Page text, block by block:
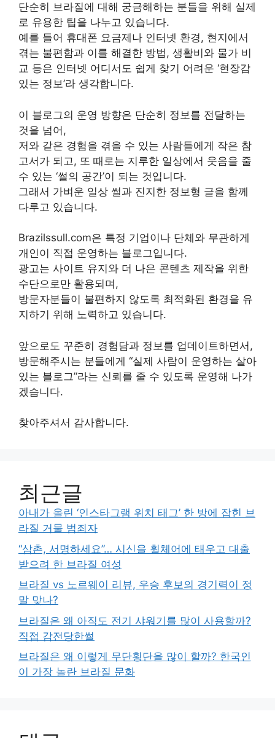
단순히 브라질에 대해 궁금해하는 분들을 위해 실제
로 유용한 팁을 나누고 있습니다.
예를 들어 휴대폰 요금제나 인터넷 환경, 현지에서
겪는 불편함과 이를 해결한 방법, 생활비와 물가 비
교 등은 인터넷 어디서도 쉽게 찾기 어려운 ‘현장감
있는 정보’라 생각합니다.
이 블로그의 운영 방향은 단순히 정보를 전달하는
것을 넘어,
저와 같은 경험을 겪을 수 있는 사람들에게 작은 참
고서가 되고, 또 때로는 지루한 일상에서 웃음을 줄
수 있는 ‘썰의 공간’이 되는 것입니다.
그래서 가벼운 일상 썰과 진지한 정보형 글을 함께
다루고 있습니다.
Brazilssull.com은 특정 기업이나 단체와 무관하게
개인이 직접 운영하는 블로그입니다.
광고는 사이트 유지와 더 나은 콘텐츠 제작을 위한
수단으로만 활용되며,
방문자분들이 불편하지 않도록 최적화된 환경을 유
지하기 위해 노력하고 있습니다.
앞으로도 꾸준히 경험담과 정보를 업데이트하면서,
방문해주시는 분들에게 “실제 사람이 운영하는 살아
있는 블로그”라는 신뢰를 줄 수 있도록 운영해 나가
겠습니다.
찾아주셔서 감사합니다.
최근글
아내가 올린 ‘인스타그램 위치 태그’ 한 방에 잡힌 브
라질 거물 범죄자
“삼촌, 서명하세요”… 시신을 휠체어에 태우고 대출
받으려 한 브라질 여성
브라질 vs 노르웨이 리뷰, 우승 후보의 경기력이 정
말 맞나?
브라질은 왜 아직도 전기 샤워기를 많이 사용할까?
직접 감전당한썰
브라질은 왜 이렇게 무단횡단을 많이 할까? 한국인
이 가장 놀란 브라질 문화